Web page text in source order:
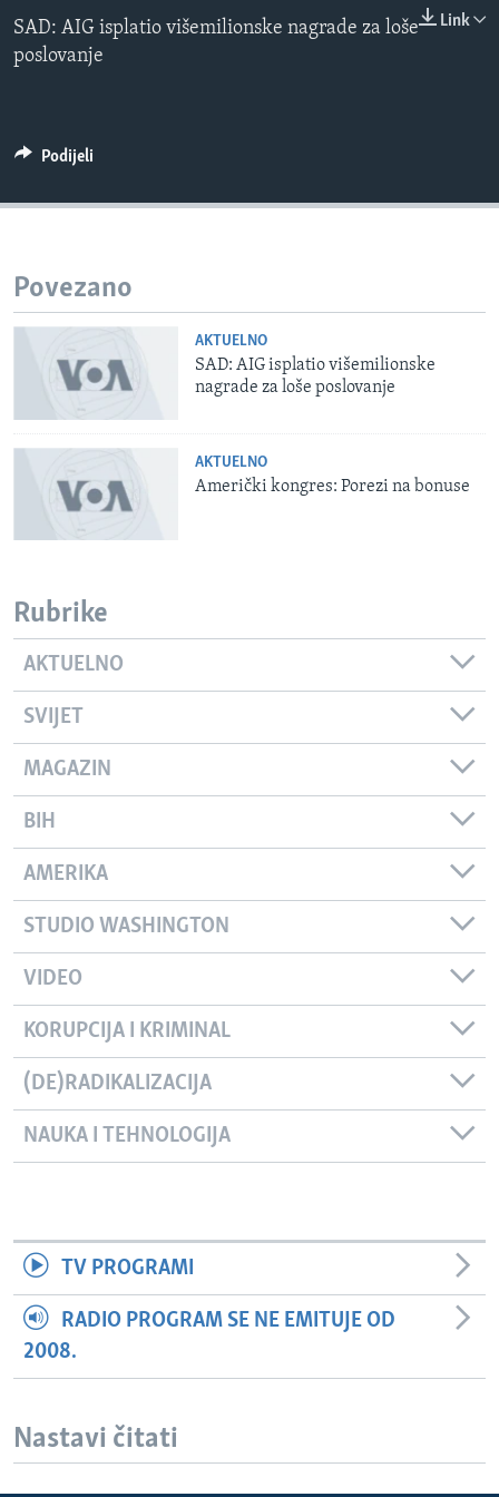
MAGAZIN
O GLASU AMERIKE
Jezici
EMBED
0:00 0:00:00 Link
SAD: AIG isplatio višemilionske nagrade za loše
poslovanje
Podijeli
Povezano
AKTUELNO
SAD: AIG isplatio višemilionske
nagrade za loše poslovanje
AKTUELNO
Američki kongres: Porezi na bonuse
Rubrike
AKTUELNO
SVIJET
MAGAZIN
BIH
AMERIKA
STUDIO WASHINGTON
VIDEO
KORUPCIJA I KRIMINAL
(DE)RADIKALIZACIJA
NAUKA I TEHNOLOGIJA
TV PROGRAMI
RADIO PROGRAM SE NE EMITUJE OD
2008.
Nastavi čitati